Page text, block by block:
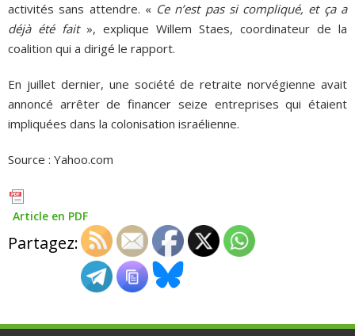
activités sans attendre. « Ce n’est pas si compliqué, et ça a
déjà été fait», explique Willem Staes, coordinateur de la
coalition qui a dirigé le rapport.
En juillet dernier, une société de retraite norvégienne avait
annoncé arrêter de financer seize entreprises qui étaient
impliquées dans la colonisation israélienne.
Source : Yahoo.com
Article en PDF
Partagez: